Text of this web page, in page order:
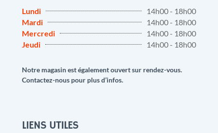
Lundi
14h00 - 18h00
Mardi
14h00 - 18h00
Mercredi
14h00 - 18h00
Jeudi
14h00 - 18h00
Notre magasin est également ouvert sur rendez-vous.
Contactez-nous pour plus d’infos.
LIENS UTILES